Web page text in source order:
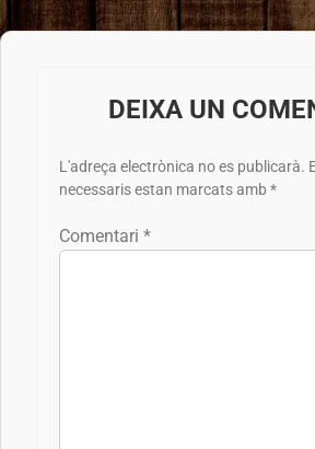
DEIXA UN
L'adreça electrònica no es publicarà.
necessaris estan marcats amb *
Comentari *